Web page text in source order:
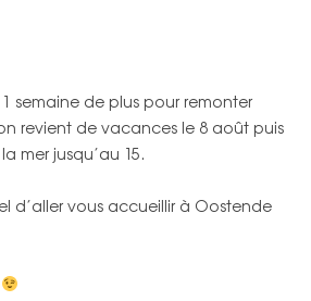
1 semaine de plus pour remonter
revient de vacances le 8 août puis
mer jusqu’au 15.
d’aller vous accueillir à Oostende